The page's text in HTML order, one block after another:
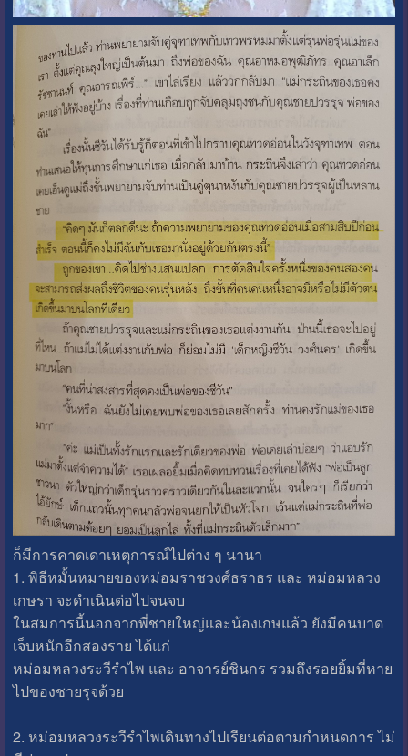
ก็มีการคาดเดาเหตุการณ์ไปต่าง ๆ นานา
1. พิธีหมั้นหมายของหม่อมราชวงศ์ธราธร และ หม่อมหลวง
เกษรา จะดำเนินต่อไปจนจบ
ในสมการนี้นอกจากพี่ชายใหญ่และน้องเกษแล้ว ยังมีคนบาด
เจ็บหนักอีกสองราย ได้แก่
หม่อมหลวงระวีรำไพ และ อาจารย์ชินกร รวมถึงรอยยิ้มที่หาย
ไปของชายรุจด้วย
2. หม่อมหลวงระวีรำไพเดินทางไปเรียนต่อตามกำหนดการ ไม่